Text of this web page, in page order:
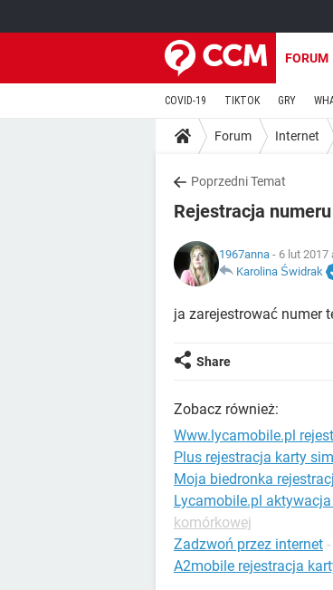
FORUM
COVID-19 TIKTOK GRY
Forum Internet
Poprzedni Temat
Rejestracja
1967anna - 6 lut 2017
Karolina Świdrak
ja zarejestrować numer
Share
Zobacz również:
Www.lycamobile.pl
Plus rejestracja karty sim
Moja biedronka
Lycamobile.pl
komórkowej
Zadzwoń przez internet -
A2mobile rejestracja